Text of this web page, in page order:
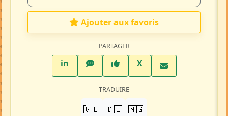
Ajouter aux favoris
PARTAGER
inLinkedInWhatsAppFacebook
XTwitter X
TRADUIRE
🇬🇧 🇩🇪 🇲🇬